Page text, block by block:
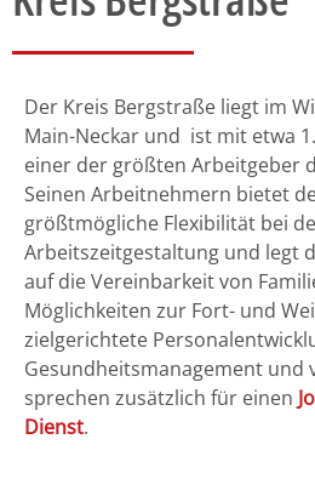
Der Kreis Bergstraße liegt im
Main-Neckar und ist mit etwa
einer der größten Arbeitgeber
Seinen Arbeitnehmern bietet
größtmögliche Flexibilität bei
Arbeitszeitgestaltung und legt
auf die Vereinbarkeit von
Möglichkeiten zur Fort- und
zielgerichtete
Gesundheitsmanagement und
sprechen zusätzlich für einen
Dienst.